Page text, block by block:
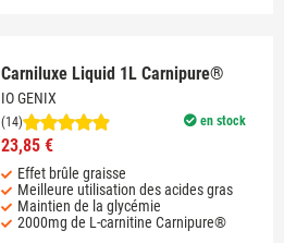
Carniluxe Liquid 1L Carnipure®
IO GENIX
en stock
(14)
23,85 €
Effet brûle graisse
Meilleure utilisation des acides gras
Maintien de la glycémie
2000mg de L-carnitine Carnipure®